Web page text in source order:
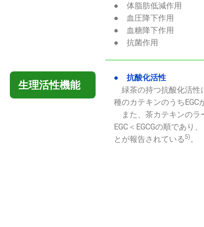
● 体脂肪低減作用
● 血圧降下作用
● 血糖降下作用
● 抗菌作用
生理活性機能
● 抗酸化活性
緑茶の持つ抗酸化活性
種のカテキンのうちEGC
また、茶カテキンのラ
EGC＜EGCGの順であり
とが報告されている5) 。